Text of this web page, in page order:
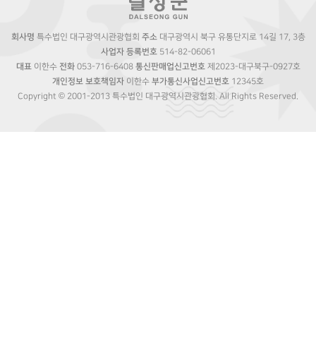
회사명 특수법인 대구광역시관광협회 주소대구광역시 북구 유통단지로 14길 17, 3층
사업자 등록번호514-82-06061
대표이한수 전화053-716-6408 통신판매업신고번호제2023-대구북구-0927호
개인정보 보호책임자 이한수 부가통신사업신고번호 12345호
Copyright © 2001-2013 특수법인 대구광역시관광협회. All Rights Reserved.